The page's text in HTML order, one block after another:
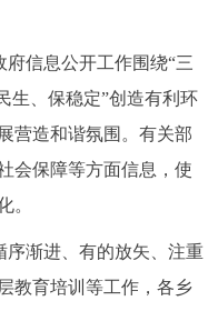
信息公开工作围绕“三
生、保稳定”创造有利环
营造和谐氛围。有关部
会保障等方面信息，使
。
渐进、有的放矢、注重
教育培训等工作，各乡